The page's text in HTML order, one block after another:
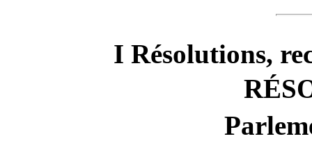
I Résolutions,